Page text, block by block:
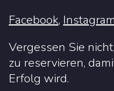
Facebook, Instagram
Vergessen Sie
zu reservieren,
Erfolg wird.